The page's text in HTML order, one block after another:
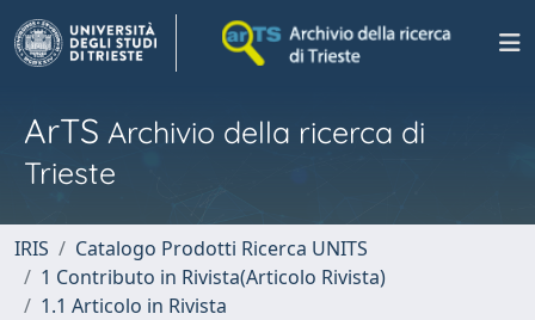
ArTS Archivio della ricerca di
Trieste
IRIS
Catalogo Prodotti Ricerca UNITS
1 Contributo in Rivista(Articolo Rivista)
1.1 Articolo in Rivista